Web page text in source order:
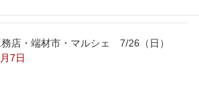
務店・端材市・マルシェ 7/26（日）
7日